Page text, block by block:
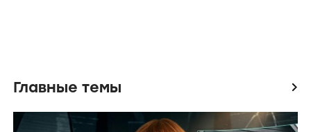
Главные темы icon